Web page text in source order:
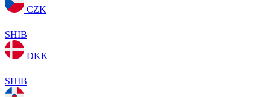
CZK
SHIB
DKK
SHIB